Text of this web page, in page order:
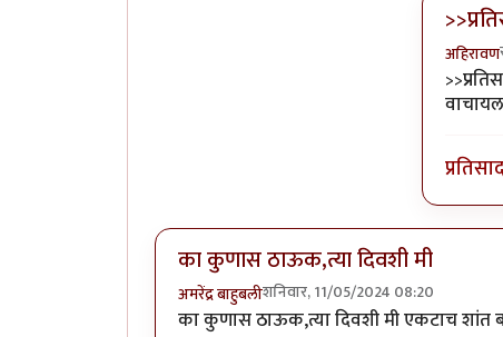
अहिरावण
In
का कुणास ठाऊक,त्या दिवशी मी
अमरेंद्र बाहुबलीशनिवार, 11/05/2024 08:20
का कुणास ठाऊक,त्या दिवशी मी एकटाच शांत